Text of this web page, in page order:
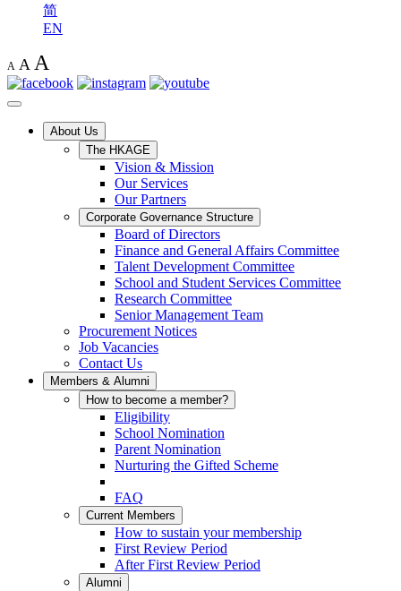
简
EN
A A A
About Us
The HKAGE
Vision & Mission
Our Services
Our Partners
Corporate Governance Structure
Board of Directors
Finance and General Affairs Committee
Talent Development Committee
School and Student Services Committee
Research Committee
Senior Management Team
Procurement Notices
Job Vacancies
Contact Us
Members & Alumni
How to become a member?
Eligibility
School Nomination
Parent Nomination
Nurturing the Gifted Scheme
FAQ
Current Members
How to sustain your membership
First Review Period
After First Review Period
Alumni